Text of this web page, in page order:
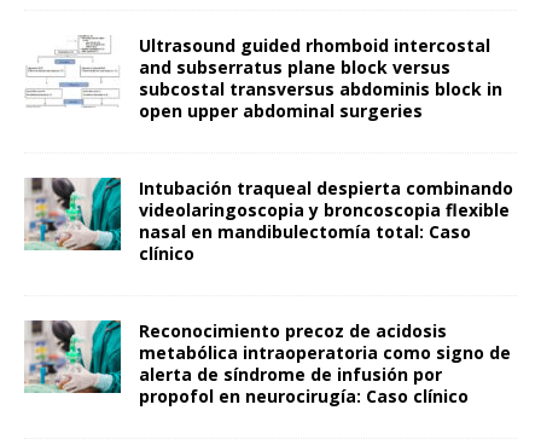
Ultrasound guided rhomboid intercostal
and subserratus plane block versus
subcostal transversus abdominis block in
open upper abdominal surgeries
Intubación traqueal despierta combinando
videolaringoscopia y broncoscopia flexible
nasal en mandibulectomía total: Caso
clínico
Reconocimiento precoz de acidosis
metabólica intraoperatoria como signo de
alerta de síndrome de infusión por
propofol en neurocirugía: Caso clínico